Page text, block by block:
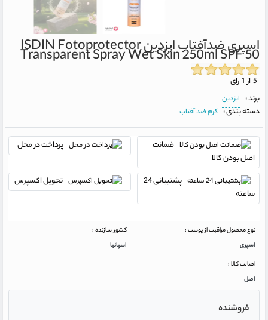
اسپری ضدآفتاب ایزدینISDIN Fotoprotector
Transparent Spray Wet Skin 250ml SPF 50
برند : ایزدین
دسته بندی : کرم ضد آفتاب
ضمانت
اصل بودن کالا
پرداخت در محل
پشتیبانی 24
ساعته
تحویل اکسپرس
نوع محصول مراقبت از پوست :
اسپری
کشور سازنده :
اسپانیا
اصالت کالا :
اصل
فروشنده